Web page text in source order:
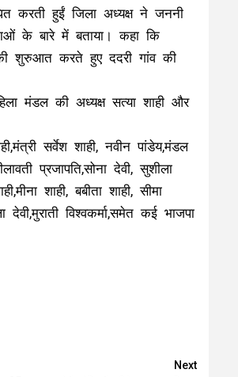
करती हुईं जिला अध्यक्ष ने जननी
के बारे में बताया। कहा कि
शुरुआत करते हुए ददरी गांव की
मंडल की अध्यक्ष सत्या शाही और
सर्वेश शाही, नवीन पांडेय,मंडल
प्रजापति,सोना देवी, सुशीला
शाही, बबीता शाही, सीमा
देवी,मुराती विश्वकर्मा,समेत कई भाजपा
Next